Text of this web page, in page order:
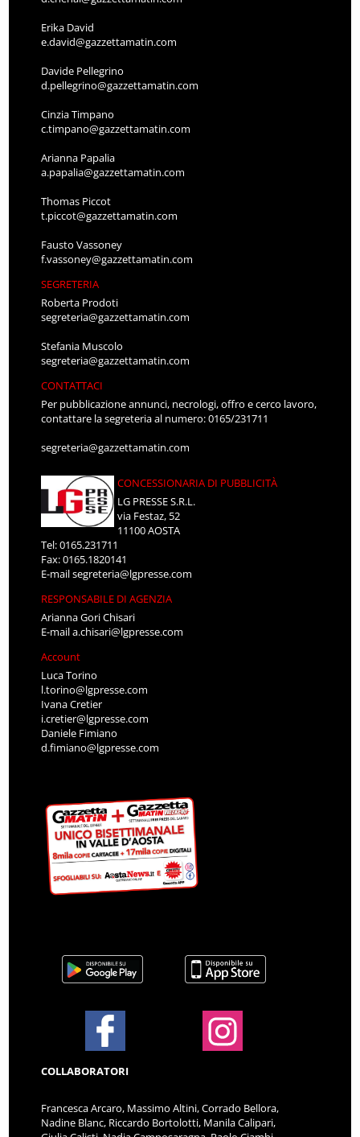
Erika David
e.david@gazzettamatin.com
Davide Pellegrino
d.pellegrino@gazzettamatin.com
Cinzia Timpano
c.timpano@gazzettamatin.com
Arianna Papalia
a.papalia@gazzettamatin.com
Thomas Piccot
t.piccot@gazzettamatin.com
Fausto Vassoney
f.vassoney@gazzettamatin.com
SEGRETERIA
Roberta Prodoti
segreteria@gazzettamatin.com
Stefania Muscolo
segreteria@gazzettamatin.com
CONTATTACI
Per pubblicazione annunci, necrologi, offro e cerco lavoro,
contattare la segreteria al numero: 0165/231711
segreteria@gazzettamatin.com
CONCESSIONARIA DI PUBBLICITÀ
LG PRESSE S.R.L.
via Festaz, 52
11100 AOSTA
Tel: 0165.231711
Fax: 0165.1820141
E-mailsegreteria@lgpresse.com
RESPONSABILE DI AGENZIA
Arianna Gori Chisari
E-maila.chisari@lgpresse.com
Account
Luca Torino
l.torino@lgpresse.com
Ivana Cretier
i.cretier@lgpresse.com
Daniele Fimiano
d.fimiano@lgpresse.com
COLLABORATORI
Francesca Arcaro, Massimo Altini, Corrado Bellora,
Nadine Blanc, Riccardo Bortolotti, Manila Calipari,